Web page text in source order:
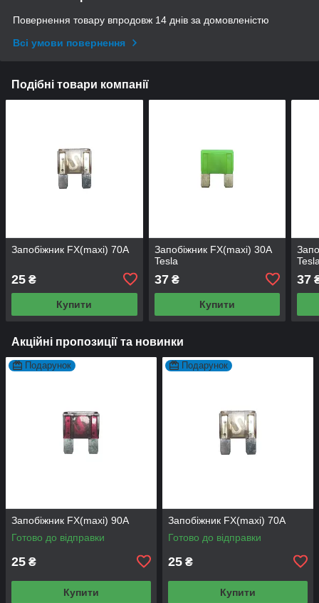
Повернення товару впродовж 14 днів за домовленістю
Всі умови повернення
Подібні товари компанії
Запобіжник FX(maxi) 70А
25 ₴
Купити
Запобіжник FX(maxi) 30А
Tesla
37₴
Купити
37
Акційні пропозиції та новинки
Подарунок
Запобіжник FX(maxi) 90А
Готово до відправки
25 ₴
Купити
Подарунок
Запобіжник FX(maxi) 70А
Готово до відправки
25 ₴
Купити